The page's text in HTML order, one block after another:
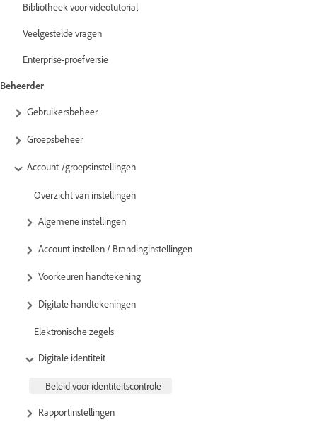
Bibliotheek voor videotutorial
Veelgestelde vragen
Enterprise-proefversie
Beheerder
Gebruikersbeheer
Groepsbeheer
Account-/groepsinstellingen
Overzicht van instellingen
Algemene instellingen
Account instellen / Brandinginstellingen
Voorkeuren handtekening
Digitale handtekeningen
Elektronische zegels
Digitale identiteit
Beleid voor identiteitscontrole
Rapportinstellingen